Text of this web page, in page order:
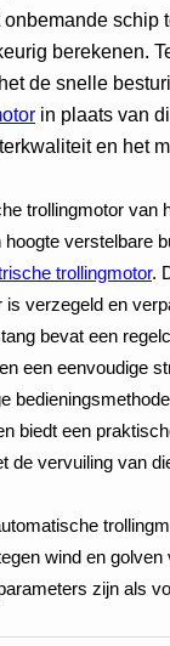
berekenen.
de snelle
in plaats van
en het
trollingmotor
verstelbare
trollingmotor.
is verzegeld en
bevat een
een eenvoudige
biedt een
de vervuiling van
wind en
zijn als